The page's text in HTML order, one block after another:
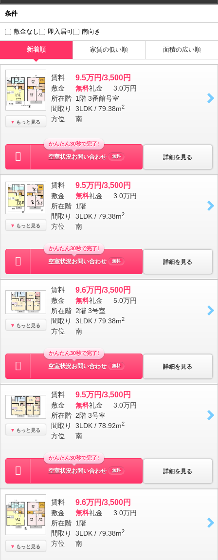
条件
敷金なし 即入居可 南向き
新着順 家賃の低い順 面積の広い順
もっと見る
賃料 9.5万円/3,500円
敷金 無料礼金
3.0万円
所在階 1階 3番館号室
間取り
3LDK / 79.38m2
方位 南
詳細を見る
かんたん30秒で完了!
空室状況お問い合わせ 無料
もっと見る
賃料 9.5万円/3,500円
敷金 無料礼金
3.0万円
所在階 1階
間取り
3LDK / 79.38m2
方位 南
詳細を見る
かんたん30秒で完了!
空室状況お問い合わせ 無料
もっと見る
賃料 9.6万円/3,500円
敷金 無料礼金
5.0万円
所在階 2階 3号室
間取り
3LDK / 79.38m2
方位 南
詳細を見る
かんたん30秒で完了!
空室状況お問い合わせ 無料
もっと見る
賃料 9.5万円/3,500円
敷金 無料礼金
3.0万円
所在階 2階 3号室
間取り
3LDK / 78.92m2
方位 南
詳細を見る
かんたん30秒で完了!
空室状況お問い合わせ 無料
もっと見る
賃料 9.6万円/3,500円
敷金 無料礼金
3.0万円
所在階 1階
間取り
3LDK / 79.38m2
方位 南